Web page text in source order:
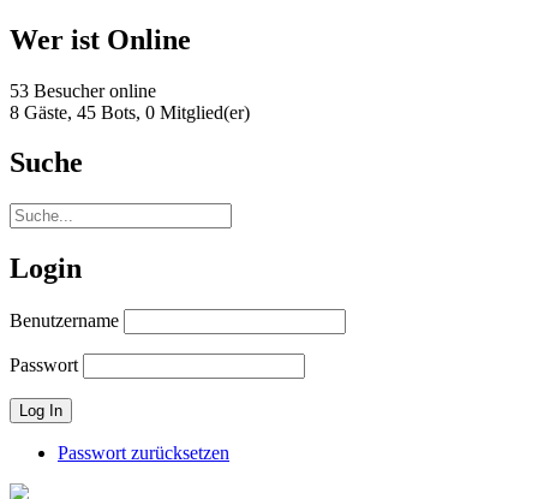
Wer ist Online
53 Besucher online
8 Gäste, 45 Bots, 0 Mitglied(er)
Suche
Login
Benutzername
Passwort
Passwort zurücksetzen